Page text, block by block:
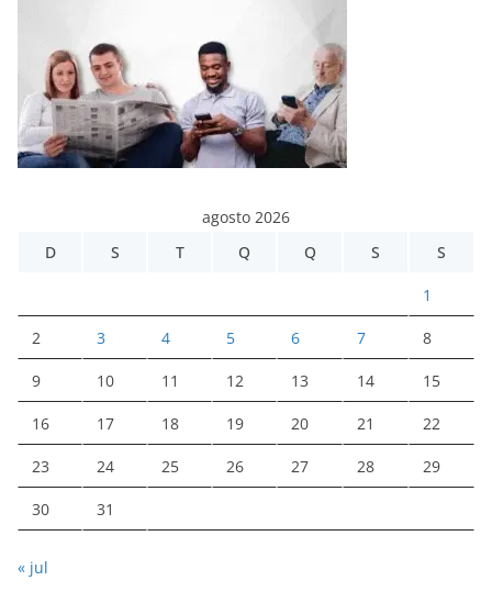
agosto 2026
D
S T Q Q S S
1
2 3 4 5 6 7 8
9 10 11 12 13 14 15
16 17 18 19 20 21 22
23 24 25 26 27 28 29
30 31
« jul